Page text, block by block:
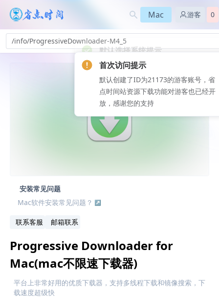
Mac 游客 0
/info/ProgressiveDownloader-M4_5
安装常见问题
Mac软件安装常见问题？
联系客服 邮箱联系
Progressive Downloader for
Mac(mac不限速下载器)
平台上非常好用的优质下载器，支持多线程下载和镜像搜索，下
载速度超级快
首次访问提示
默认创建了ID为21173的游客账号，省
点时间站资源下载功能对游客也已经开
放，感谢您的支持